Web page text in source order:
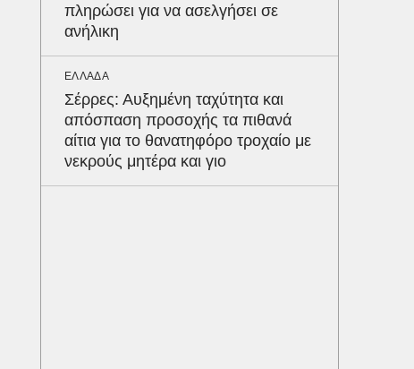
πληρώσει για να ασελγήσει σε
ανήλικη
ΕΛΛΑΔΑ
Σέρρες: Αυξημένη ταχύτητα και
απόσπαση προσοχής τα πιθανά
αίτια για το θανατηφόρο τροχαίο με
νεκρούς μητέρα και γιο